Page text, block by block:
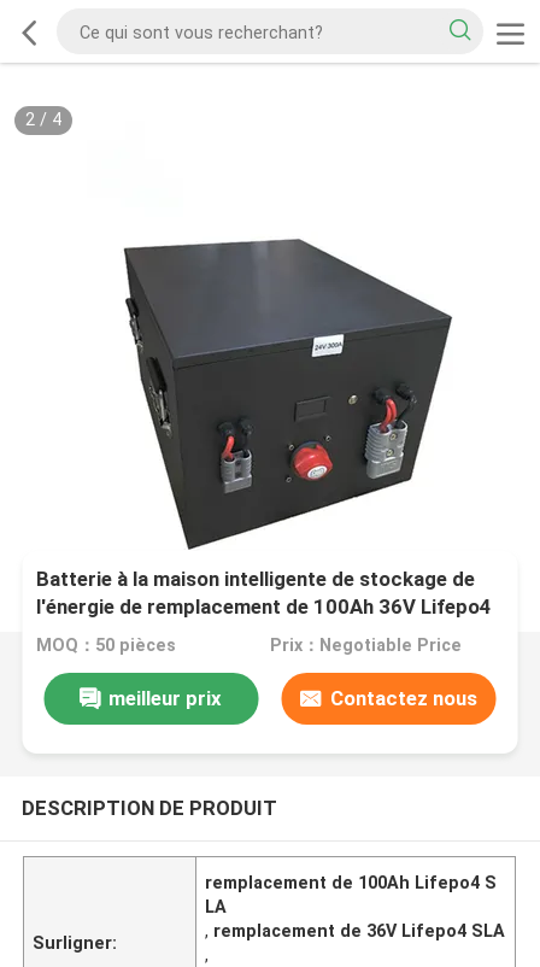
2/ 4
Batterie à la maison intelligente de stockage de
l'énergie de remplacement de 100Ah 36V Lifepo4
SLA
MOQ：50 pièces Prix：Negotiable Price
meilleur prix Contactez nous
DESCRIPTION DE PRODUIT
Surligner:
remplacement de 100Ah Lifepo4 S
LA
, remplacement de 36V Lifepo4 SLA
,